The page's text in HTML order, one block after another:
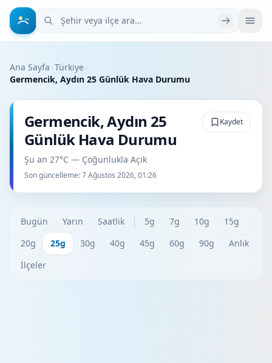
Şehir veya ilçe ara
Ana Sayfa ›Türkiye›
Germencik, Aydın 25 Günlük Hava Durumu
Germencik, Aydın 25
Günlük Hava Durumu
Şu an 27°C — Çoğunlukla Açık
Son güncelleme:7 Ağustos 2026, 01:26
Kaydet
Bugün Yarın Saatlik 5g 7g 10g
15g
20g
25g 30g 40g 45g 60g 90g
Anlık
İlçeler